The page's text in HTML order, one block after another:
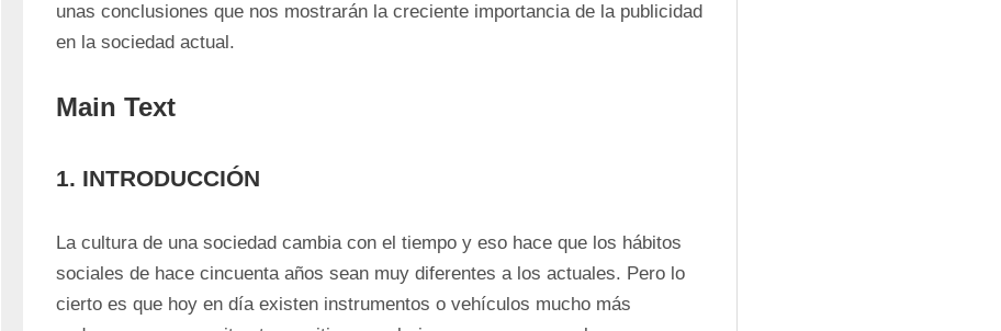
unas conclusiones que nos mostrarán la creciente importancia de la publicidad
en la sociedad actual.
Main Text
1. INTRODUCCIÓN
La cultura de una sociedad cambia con el tiempo y eso hace que los hábitos
sociales de hace cincuenta años sean muy diferentes a los actuales. Pero lo
cierto es que hoy en día existen instrumentos o vehículos mucho más